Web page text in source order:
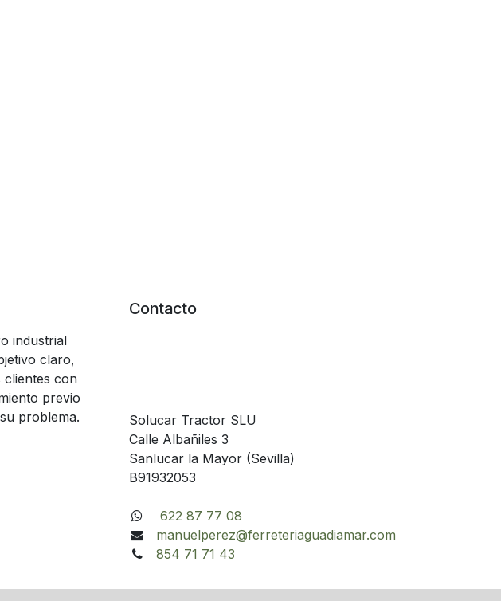
industrial
claro,
clientes con
previo
problema.
Contacto
Solucar Tractor SLU
Calle Albañiles 3
Sanlucar la Mayor (Sevilla)
B91932053
622 87 77 08
manuelperez@ferreteriaguadiamar.com
854 71 71 43